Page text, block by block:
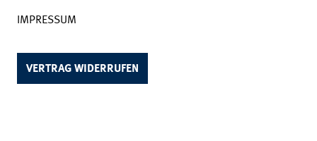
IMPRESSUM
VERTRAG WIDERRUFEN